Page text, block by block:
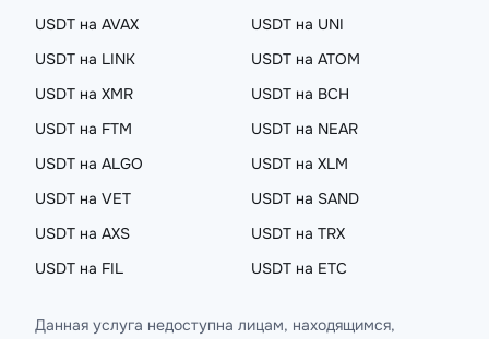
USDT на AVAX
USDT на UNI
USDT на LINK
USDT на ATOM
USDT на XMR
USDT на BCH
USDT на FTM
USDT на NEAR
USDT на ALGO
USDT на XLM
USDT на VET
USDT на SAND
USDT на AXS
USDT на TRX
USDT на FIL
USDT на ETC
Данная услуга недоступна лицам, находящимся,